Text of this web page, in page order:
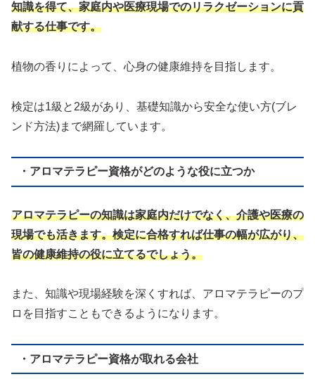
知識を得て、家庭内や医療現場でのリラクゼーションに貢
献する仕事です。
植物の香りによって、心身の健康維持を目指します。
検定は1級と2級があり、基礎知識から安全な使い方(ブレ
ンド方法)まで網羅しています。
・アロマテラピー資格がどのような役に立つか
アロマテラピーの知識は家庭内だけでなく、介護や医療の
現場でも活きます。検定に合格すれば仕事の幅が広がり、
皆の健康維持の役に立てるでしょう。
また、知識や現場経験を深くすれば、アロマテラピーのプ
ロを目指すこともできるようになります。
・アロマテラピー資格が取れる会社